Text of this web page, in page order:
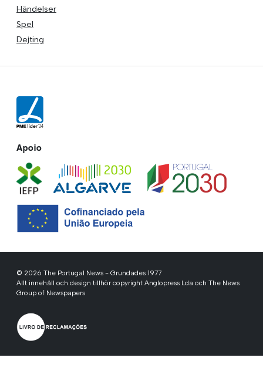
Händelser
Spel
Dejting
Apoio
© 2026 The Portugal News - Grundades 1977
Allt innehåll och design tillhör copyright Anglopress Lda och The News
Group of Newspapers